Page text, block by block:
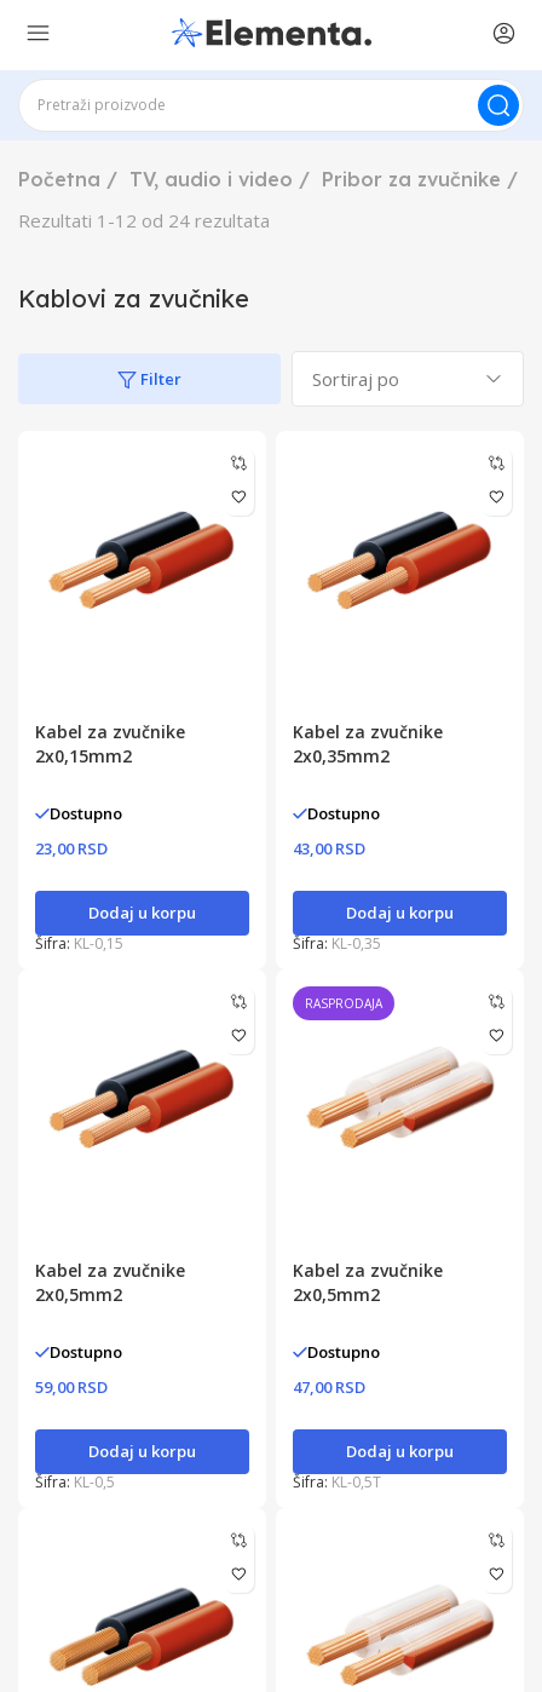
Početna TV, audio i video Pribor za zvučnike
Rezultati 1 -12 od 24 rezultata
Kablovi za zvučnike
Filter
Kabel za zvučnike
2x0,15mm2
Dostupno
23,00 RSD
Dodaj u korpu
Šifra: KL-0,15
Kabel za zvučnike
2x0,35mm2
Dostupno
43,00 RSD
Dodaj u korpu
Šifra: KL-0,35
Kabel za zvučnike
2x0,5mm2
Dostupno
59,00 RSD
Dodaj u korpu
Šifra: KL-0,5
RASPRODAJA
Kabel za zvučnike
2x0,5mm2
Dostupno
47,00 RSD
Dodaj u korpu
Šifra: KL-0,5T